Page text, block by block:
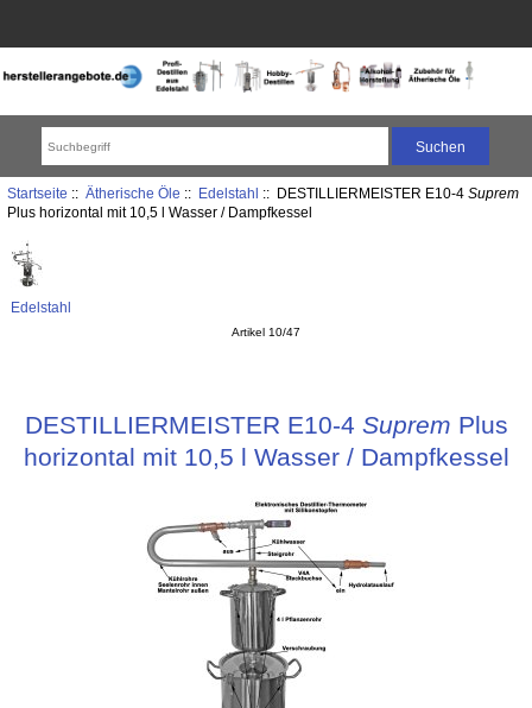
Startseite :: Ätherische Öle :: Edelstahl :: DESTILLIERMEISTER E10-4 Suprem
Plus horizontal mit 10,5 l Wasser / Dampfkessel
Edelstahl
Artikel 10/47
DESTILLIERMEISTER E10-4 Suprem Plus
horizontal mit 10,5 l Wasser / Dampfkessel